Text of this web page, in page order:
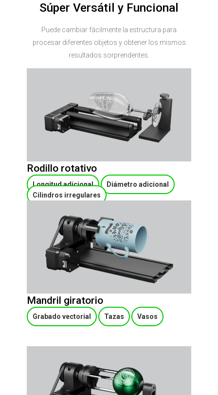
Súper Versátil y Funcional
Puede cambiar fácilmente la estructura para
procesar diferentes objetos y obtener los mismos
resultados sorprendentes.
Rodillo rotativo
Longitud adicional
Diámetro adicional
Cilindros irregulares
Mandril giratorio
Grabado vectorial Tazas Vasos